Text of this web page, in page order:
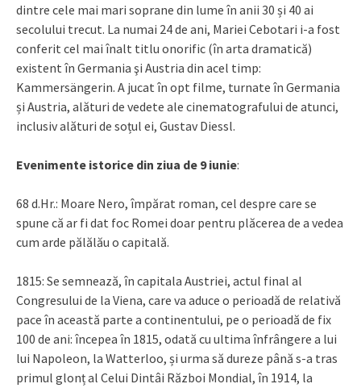
dintre cele mai mari soprane din lume în anii 30 și 40 ai
secolului trecut. La numai 24 de ani, Mariei Cebotari i-a fost
conferit cel mai înalt titlu onorific (în arta dramatică)
existent în Germania şi Austria din acel timp:
Kammersängerin. A jucat în opt filme, turnate în Germania
și Austria, alături de vedete ale cinematografului de atunci,
inclusiv alături de soțul ei, Gustav Diessl.
Evenimente istorice din ziua de 9 iunie:
68 d.Hr.: Moare Nero, împărat roman, cel despre care se
spune că ar fi dat foc Romei doar pentru plăcerea de a vedea
cum arde pălălău o capitală.
1815: Se semnează, în capitala Austriei, actul final al
Congresului de la Viena, care va aduce o perioadă de relativă
pace în această parte a continentului, pe o perioadă de fix
100 de ani: începea în 1815, odată cu ultima înfrângere a lui
lui Napoleon, la Watterloo, și urma să dureze până s-a tras
primul glonț al Celui Dintâi Război Mondial, în 1914, la